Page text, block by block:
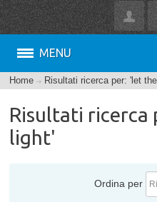
MENU
Home Risultati ricerca per: 'let
Risultati ricerca
light'
Ordina per